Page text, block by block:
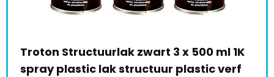
Troton Structuurlak zwart 3 x 500 ml 1K
spray plastic lak structuur plastic verf